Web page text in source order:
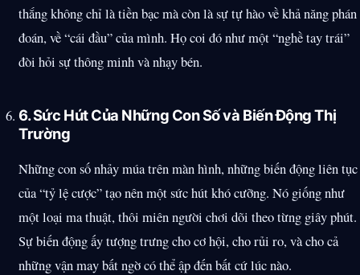
thắng không chỉ là tiền bạc mà còn là sự tự hào về khả năng phán
đoán, về “cái đầu” của mình. Họ coi đó như một “nghề tay trái”
đòi hỏi sự thông minh và nhạy bén.
6. Sức Hút Của Những Con Số và Biến Động Thị
Trường
Những con số nhảy múa trên màn hình, những biến động liên tục
của “tỷ lệ cược” tạo nên một sức hút khó cưỡng. Nó giống như
một loại ma thuật, thôi miên người chơi dõi theo từng giây phút.
Sự biến động ấy tượng trưng cho cơ hội, cho rủi ro, và cho cả
những vận may bất ngờ có thể ập đến bất cứ lúc nào.